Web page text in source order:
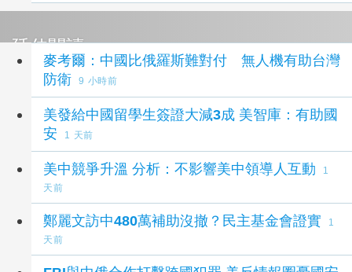
延伸閱讀
麥考爾：中國比俄羅斯難對付 無人機有助台灣
防衛
9 小時前
美發給中國留學生簽證大減3成 美智庫：有助國
安
1 天前
美中競爭升溫 分析：不影響美中領導人互動
1
天前
鄭麗文訪中480萬補助沒撤？民主基金會證實
1
天前